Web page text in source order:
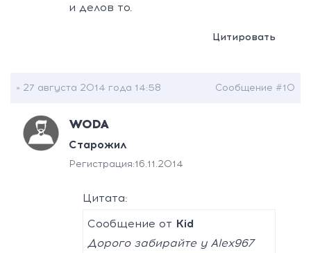
и делов то.
Цитировать
» 27 августа 2014 года 14:58 Сообщение #10
WODA
Старожил
Регистрация:16.11.2014
Цитата:
Сообщение от Kid
Дорого забирайте у Alex967